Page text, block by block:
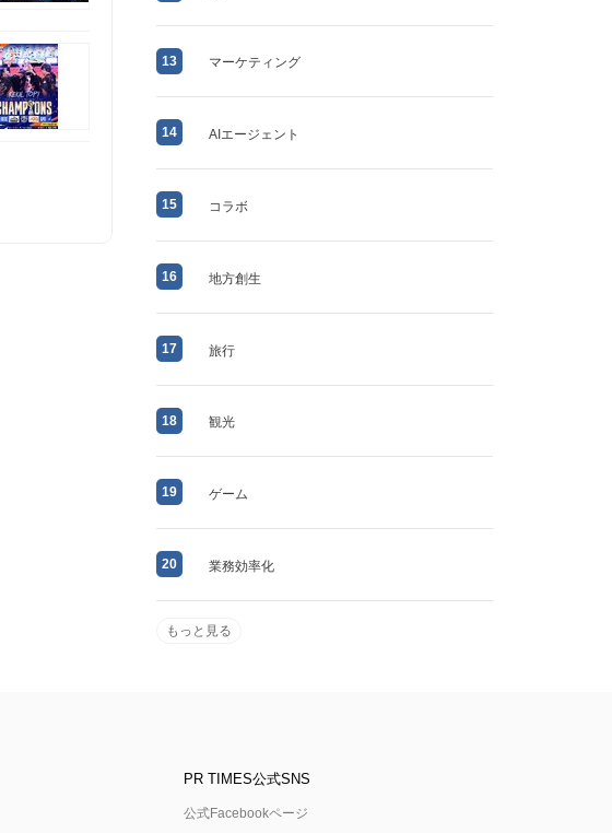
13 マーケティング
14 AIエージェント
15 コラボ
16 地方創生
17 旅行
18 観光
19 ゲーム
20 業務効率化
もっと見る
PR TIMES公式SNS
公式Facebookページ